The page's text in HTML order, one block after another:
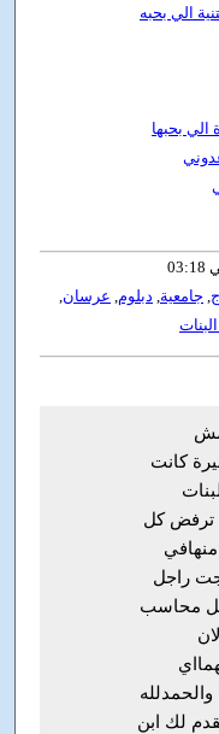
الي بحبه
بحبها
, جامعية, دبلوم, عرسان,
مش
كانت
ترفض كل
راجل
محاسب
مشاكل وعندهم اولاد 7 والحمدلله
لك ابن